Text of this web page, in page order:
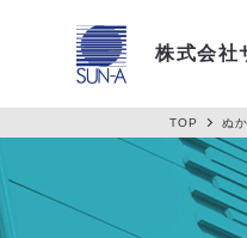
株式会社
TOP ぬ